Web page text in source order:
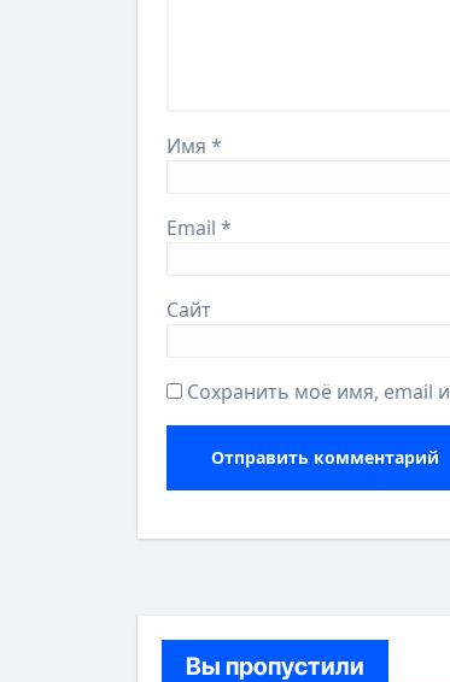
Имя *
Email *
Сайт
Сохранить моё имя, email
Вы пропустили